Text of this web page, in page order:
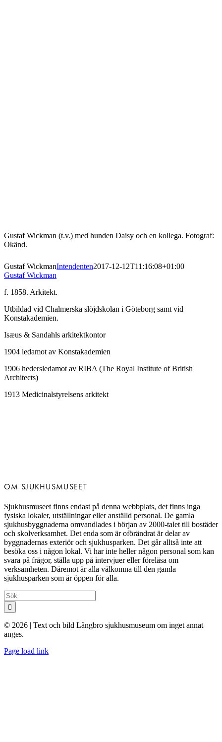
Gustaf Wickman (t.v.) med hunden Daisy och en kollega. Fotograf:
Okänd.
Gustaf WickmanIntendenten2017-12-12T11:16:08+01:00
Gustaf Wickman
f. 1858. Arkitekt.
Utbildad vid Chalmerska slöjdskolan i Göteborg samt vid
Konstakademien.
Isæus & Sandahls arkitektkontor
1904 ledamot av Konstakademien
1906 hedersledamot av RIBA (The Royal Institute of British
Architects)
1913 Medicinalstyrelsens arkitekt
OM SJUKHUSMUSEET
Sjukhusmuseet finns endast på denna webbplats, det finns inga
fysiska lokaler, utställningar eller anställd personal. De gamla
sjukhusbyggnaderna omvandlades i början av 2000-talet till bostäder
och skolverksamhet. Det enda som är oförändrat är delar av
byggnadernas exteriör och sjukhusparken. Det går alltså inte att
besöka oss i någon lokal. Vi har inte heller någon personal som kan
svara på frågor, ställa upp på intervjuer eller föreläsa om
verksamheten. Däremot är alla välkomna till den gamla
sjukhusparken som är öppen för alla.
Sök
efter:
© 2026 | Text och bild Långbro sjukhusmuseum om inget annat
anges.
Page load link